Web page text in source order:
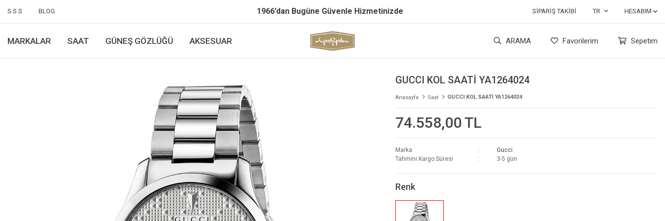
S.S.S BLOG 1966’dan Bugüne Güvenle Hizmetinizde SIPARIŞ TAKIBI TR HESABIM
MARKALAR SAAT GÜNEŞ GÖZLÜĞÜ AKSESUAR ARAMA Favorilerim Sepetim
GUCCI KOL SAATİ YA1264024
Anasayfa Saat GUCCI KOL SAATİ YA1264024
74.558,00 TL
Marka
Gucci
Tahmini Kargo Süresi
3-5 gün
Renk